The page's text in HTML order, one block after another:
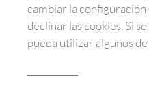
cambiar la
declinar las cookies. Si
pueda utilizar algunos